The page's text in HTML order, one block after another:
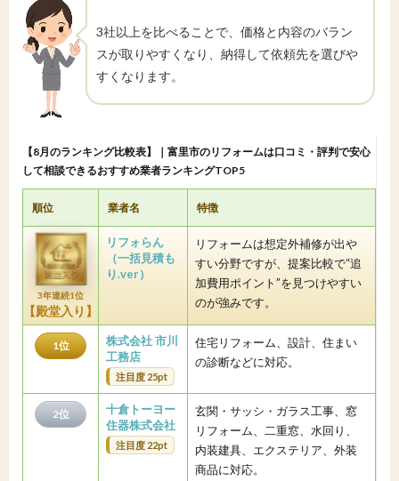
3社以上を比べることで、価格と内容のバラン
スが取りやすくなり、納得して依頼先を選びや
すくなります。
【8月のランキング比較表】｜富里市のリフォームは口コミ・評判で安心
して相談できるおすすめ業者ランキングTOP5
順位 業者名 特徴
3年連続1位
【殿堂入り】
リフォらん
（一括見積も
り.ver）
リフォームは想定外補修が出や
すい分野ですが、提案比較で“追
加費用ポイント”を見つけやすい
のが強みです。
1位
株式会社 市川
工務店
注目度 25pt
住宅リフォーム、設計、住まい
の診断などに対応。
2位
十倉トーヨー
住器株式会社
注目度 22pt
玄関・サッシ・ガラス工事、窓
リフォーム、二重窓、水回り、
内装建具、エクステリア、外装
商品に対応。